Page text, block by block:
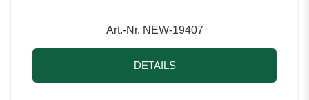
Art.-Nr. NEW-19407
DETAILS